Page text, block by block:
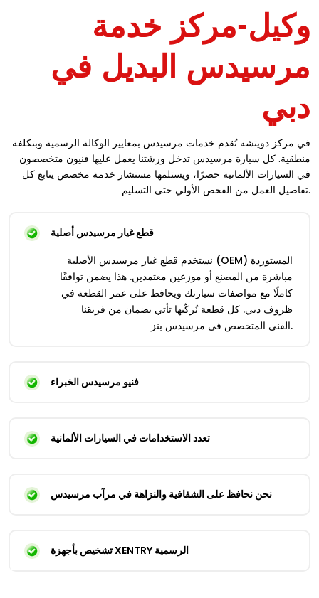
وكيل-مركز خدمة
مرسيدس البديل في
دبي
في مركز دويتشه نُقدم خدمات مرسيدس بمعايير الوكالة الرسمية وبتكلفة
منطقية. كل سيارة مرسيدس تدخل ورشتنا يعمل عليها فنيون متخصصون
في السيارات الألمانية حصرًا، ويستلمها مستشار خدمة مخصص يتابع كل
تفاصيل العمل من الفحص الأولي حتى التسليم.
قطع غيار مرسيدس أصلية
نستخدم قطع غيار مرسيدس الأصلية (OEM) المستوردة
مباشرة من المصنع أو موزعين معتمدين. هذا يضمن توافقًا
كاملًا مع مواصفات سيارتك ويحافظ على عمر القطعة في
ظروف دبي. كل قطعة نُركّبها تأتي بضمان من فريقنا
الفني المتخصص في مرسيدس بنز.
فنيو مرسيدس الخبراء
تعدد الاستخدامات في السيارات الألمانية
نحن نحافظ على الشفافية والنزاهة في مرآب مرسيدس
تشخيص بأجهزة XENTRY الرسمية